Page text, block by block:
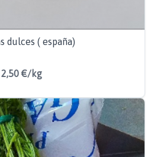
dulces ( españa)
2,50 €/kg